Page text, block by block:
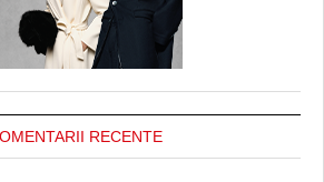
RECENTE